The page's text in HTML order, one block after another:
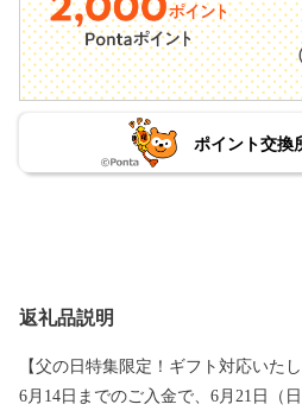
ポイント交換
返礼品説明
【父の日特集限定！ギフト対応いたし
6月14日までのご入金で、6月21日（